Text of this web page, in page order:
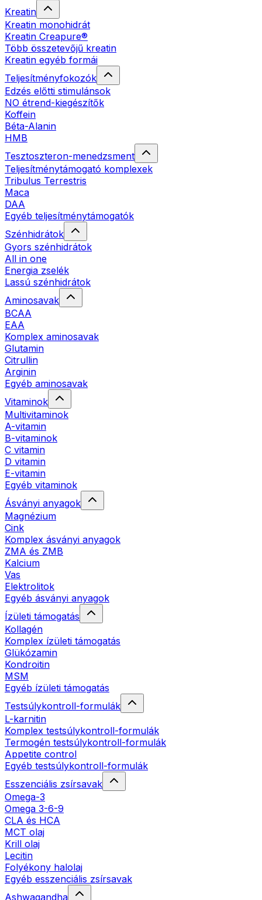
Kreatin
Kreatin monohidrát
Kreatin Creapure®
Több összetevőjű kreatin
Kreatin egyéb formái
Teljesítményfokozók
Edzés előtti stimulánsok
NO étrend-kiegészítők
Koffein
Béta-Alanin
HMB
Tesztoszteron-menedzsment
Teljesítménytámogató komplexek
Tribulus Terrestris
Maca
DAA
Egyéb teljesítménytámogatók
Szénhidrátok
Gyors szénhidrátok
All in one
Energia zselék
Lassú szénhidrátok
Aminosavak
BCAA
EAA
Komplex aminosavak
Glutamin
Citrullin
Arginin
Egyéb aminosavak
Vitaminok
Multivitaminok
A-vitamin
B-vitaminok
C vitamin
D vitamin
E-vitamin
Egyéb vitaminok
Ásványi anyagok
Magnézium
Cink
Komplex ásványi anyagok
ZMA és ZMB
Kalcium
Vas
Elektrolitok
Egyéb ásványi anyagok
Ízületi támogatás
Kollagén
Komplex ízületi támogatás
Glükózamin
Kondroitin
MSM
Egyéb ízületi támogatás
Testsúlykontroll-formulák
L-karnitin
Komplex testsúlykontroll-formulák
Termogén testsúlykontroll-formulák
Appetite control
Egyéb testsúlykontroll-formulák
Esszenciális zsírsavak
Omega-3
Omega 3-6-9
CLA és HCA
MCT olaj
Krill olaj
Lecitin
Folyékony halolaj
Egyéb esszenciális zsírsavak
Ashwagandha